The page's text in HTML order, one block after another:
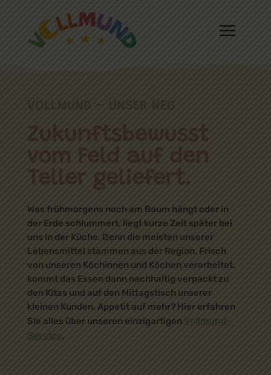
VOLLMUND – UNSER WEG
Zukunfts­bewusst
vom Feld auf den
Teller geliefert.
Was frühmorgens noch am Baum hängt oder in
der Erde schlummert, liegt kurze Zeit später bei
uns in der Küche. Denn die meisten unserer
Lebensmittel stammen aus der Region. Frisch
von unseren Köchinnen und Köchen verarbeitet,
kommt das Essen dann nachhaltig verpackt zu
den Kitas und auf den Mittagstisch unserer
kleinen Kunden. Appetit auf mehr? Hier erfahren
Sie alles über unseren einzigartigen Vollmund-
Service.